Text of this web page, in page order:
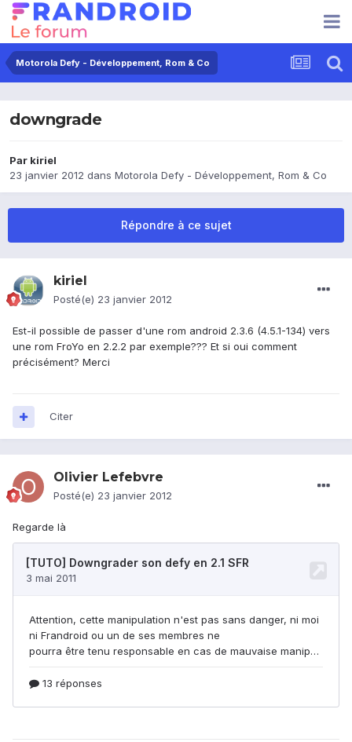
Motorola Defy - Développement, Rom & Co
downgrade
Par kiriel
23 janvier 2012 dans Motorola Defy - Développement, Rom & Co
Répondre à ce sujet
kiriel
Posté(e) 23 janvier 2012
Est-il possible de passer d'une rom android 2.3.6 (4.5.1-134) vers
une rom FroYo en 2.2.2 par exemple??? Et si oui comment
précisément? Merci
Citer
Olivier Lefebvre
Posté(e) 23 janvier 2012
Regarde là